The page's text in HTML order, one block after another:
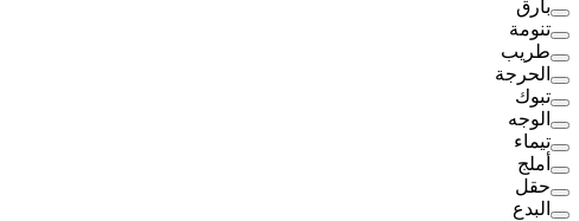
بارق
تنومة
طريب
الحرجة
تبوك
الوجه
تيماء
أملج
حقل
البدع